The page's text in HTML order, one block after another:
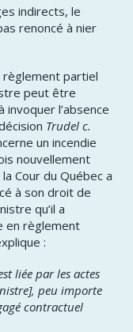
indirects, le
renoncé à nier
règlement partiel
peut être
l’absence
Trudel c.
un incendie
nouvellement
Cour du Québec a
à son droit de
qu’il a
en règlement
:
liée par les actes
peu importe
contractuel